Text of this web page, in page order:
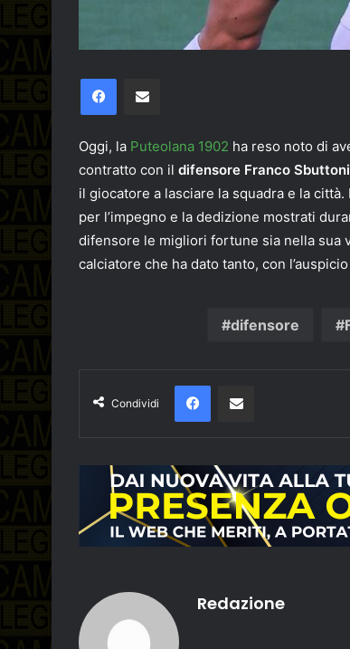
Facebook
Oggi, la Puteolana 1902 ha reso noto di
contratto con il difensore Franco Sbuttoni
il giocatore a lasciare la squadra e la
per l’impegno e la dedizione mostrati
difensore le migliori fortune sia nella sua
calciatore che ha dato tanto, con
difensore
Condividi
Facebook
Redazione